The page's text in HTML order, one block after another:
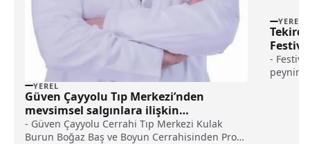
YEREL
Güven Çayyolu Tıp Merkezi’nden
mevsimsel salgınlara ilişkin
değerlendirme haberi
- Güven Çayyolu Cerrahi Tıp Merkezi Kulak
Burun Boğaz Baş ve Boyun Cerrahisinden Prof.
YEREL
-
peynirle